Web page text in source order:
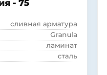
- 75
сливная арматура
Granula
ламинат
сталь